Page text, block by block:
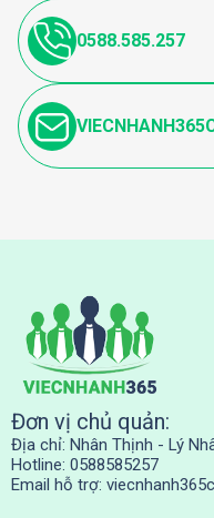
0588.585.257
Đơn vị chủ quản:
Địa chỉ: Nhân Thịnh - Lý
Hotline: 0588585257
Email hỗ trợ: